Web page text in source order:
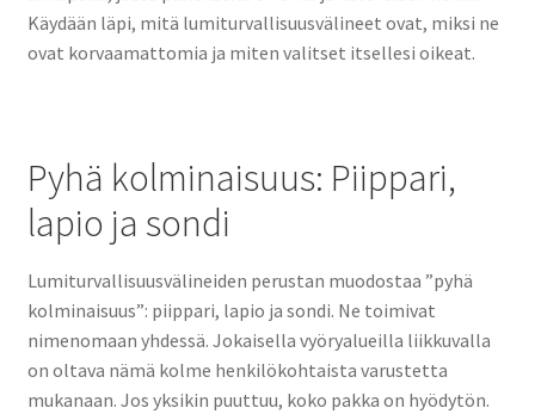
Käydään läpi, mitä lumiturvallisuusvälineet ovat, miksi ne
ovat korvaamattomia ja miten valitset itsellesi oikeat.
Pyhä kolminaisuus: Piippari,
lapio ja sondi
Lumiturvallisuusvälineiden perustan muodostaa ”pyhä
kolminaisuus”: piippari, lapio ja sondi. Ne toimivat
nimenomaan yhdessä. Jokaisella vyöryalueilla liikkuvalla
on oltava nämä kolme henkilökohtaista varustetta
mukanaan. Jos yksikin puuttuu, koko pakka on hyödytön.